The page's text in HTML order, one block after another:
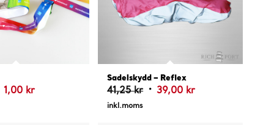
1,00 krDet
Sadelskydd – Reflex
41,25kr Det39,00 krDet
inkl.moms